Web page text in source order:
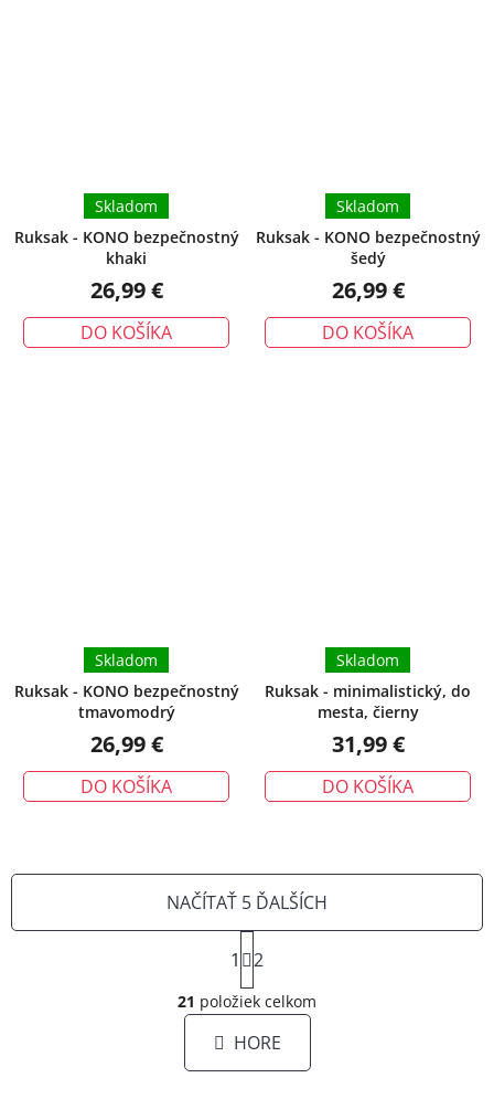
Ruksak - KONO bezpečnostný
khaki
Skladom
26,99 €
DO KOŠÍKA
Ruksak - KONO bezpečnostný
šedý
Skladom
26,99 €
DO KOŠÍKA
Ruksak - KONO bezpečnostný
tmavomodrý
Skladom
26,99 €
DO KOŠÍKA
Ruksak - minimalistický, do
mesta, čierny
Skladom
31,99 €
DO KOŠÍKA
O
v
l
á
d
NAČÍTAŤ 5 ĎALŠÍCH
S
t
r
á
n
k
o
1 2
21 položiek celkom
HORE